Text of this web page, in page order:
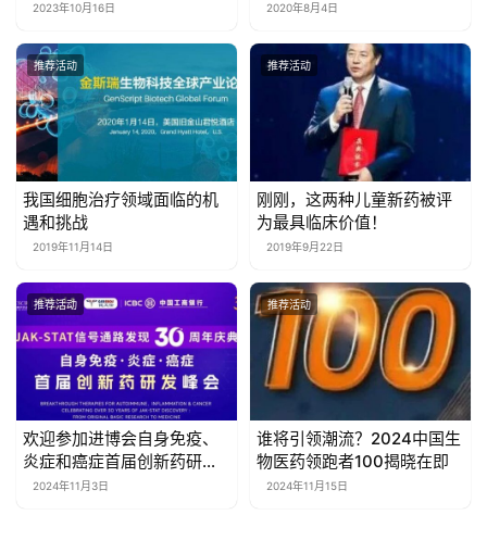
2023年10月16日 2020年8月4日
推荐活动
我国细胞治疗领域面临的机
遇和挑战
2019年11月14日
推荐活动
刚刚，这两种儿童新药被评
为最具临床价值！
2019年9月22日
推荐活动
欢迎参加进博会自身免疫、
炎症和癌症首届创新药研发
峰会暨JAK-STAT信号通路
2024年11月3日
推荐活动
谁将引领潮流？2024中国生
物医药领跑者100揭晓在即
2024年11月15日